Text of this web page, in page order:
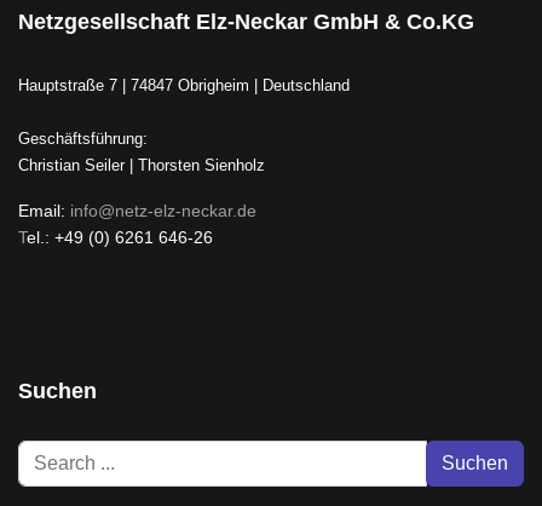
Netzgesellschaft Elz-Neckar GmbH & Co.KG
Hauptstraße 7 | 74847 Obrigheim | Deutschland
Geschäftsführung:
Christian Seiler | Thorsten Sienholz
Email: info@netz-elz-neckar.de
Tel.: +49 (0) 6261 646-26
Suchen
Search
...
Suchen